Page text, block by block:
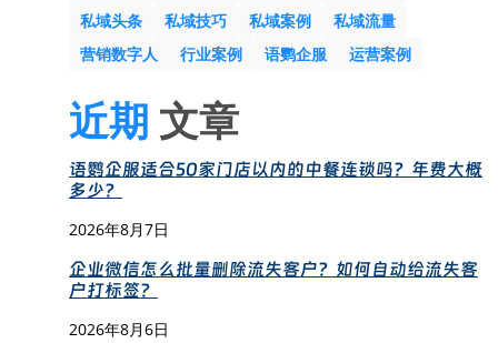
私域头条
私域技巧 私域案例
私域流量
营销数字人
行业案例 语鹦企服 运营案例
近期 文章
语鹦企服适合50家门店以内的中餐连锁吗？年费大概
多少？
2026年8月7日
企业微信怎么批量删除流失客户？如何自动给流失客
户打标签？
2026年8月6日